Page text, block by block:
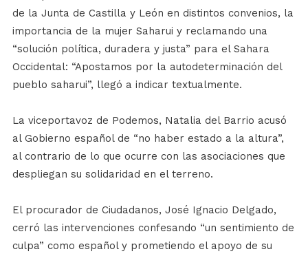
de la Junta de Castilla y León en distintos convenios, la
importancia de la mujer Saharui y reclamando una
“solución política, duradera y justa” para el Sahara
Occidental: “Apostamos por la autodeterminación del
pueblo saharui”, llegó a indicar textualmente.
La viceportavoz de Podemos, Natalia del Barrio acusó
al Gobierno español de “no haber estado a la altura”,
al contrario de lo que ocurre con las asociaciones que
despliegan su solidaridad en el terreno.
El procurador de Ciudadanos, José Ignacio Delgado,
cerró las intervenciones confesando “un sentimiento de
culpa” como español y prometiendo el apoyo de su